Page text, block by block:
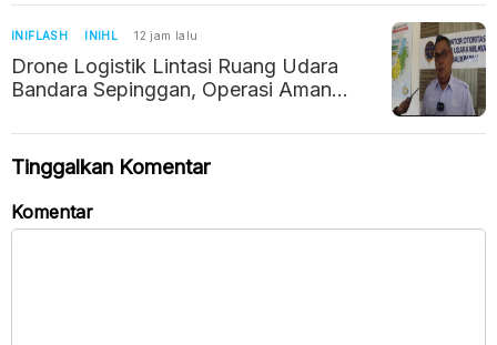
INIFLASH INIHL 12 jam lalu
Drone Logistik Lintasi Ruang Udara
Bandara Sepinggan, Operasi Aman
Tinggalkan Komentar
Komentar